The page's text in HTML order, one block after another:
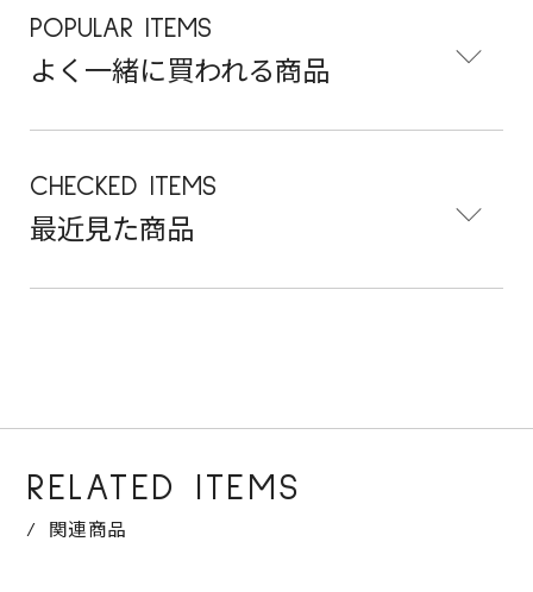
POPULAR ITEMS
よく一緒に買われる商品
CHECKED ITEMS
最近見た商品
RELATED ITEMS
関連商品